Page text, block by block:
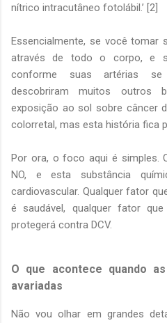
nítrico intracutâneo fotolábil.’ [2]
Essencialmente, se você tomar
através de todo o corpo, e
conforme suas artérias se
descobriram muitos outros
exposição ao sol sobre câncer
colorretal, mas esta história fica
Por ora, o foco aqui é simples.
NO, e esta substância
cardiovascular. Qualquer fator
é saudável, qualquer fator
protegerá contra DCV.
O que acontece quando
avariadas
Não vou olhar em grandes